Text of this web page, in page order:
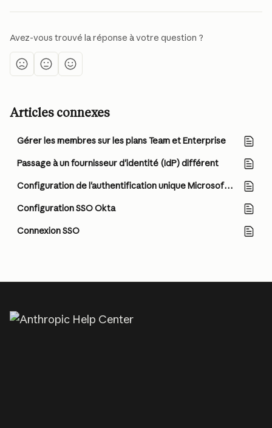
Avez-vous trouvé la réponse à votre question ?
Articles connexes
Gérer les membres sur les plans Team et Enterprise
Passage à un fournisseur d'identité (IdP) différent
Configuration de l'authentification unique Microsoft Entra ID
Configuration SSO Okta
Connexion SSO